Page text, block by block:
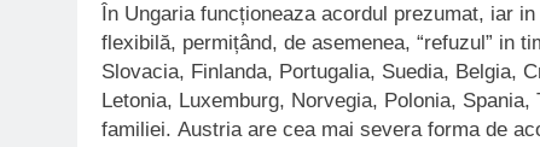
În Ungaria funcționeaza acordul prezumat, iar
flexibilă, permițând, de asemenea, “refuzul” in
Slovacia, Finlanda, Portugalia, Suedia, Belgia,
Letonia, Luxemburg, Norvegia, Polonia,
familiei. Austria are cea mai severa forma de